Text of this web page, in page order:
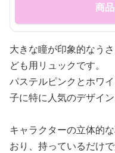
商
大きな瞳が印象的なう
ども用リュックです。
パステルピンクとホワ
子に特に人気のデザイン
キャラクターの立体的
おり、持っているだけ